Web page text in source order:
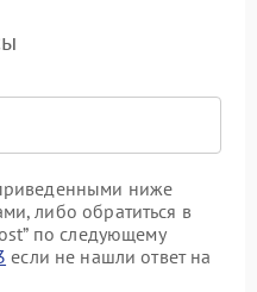
ниже
либо обратиться в
по следующему
если не нашли ответ на